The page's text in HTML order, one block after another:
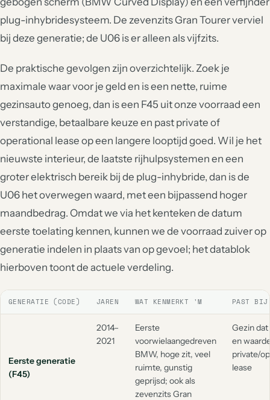
plug-inhybridesysteem. De zevenzits Gran Tourer verviel
bij deze generatie; de U06 is er alleen als vijfzits.
De praktische gevolgen zijn overzichtelijk. Zoek je
maximale waar voor je geld en is een nette, ruime
gezinsauto genoeg, dan is een F45 uit onze voorraad een
verstandige, betaalbare keuze en past private of
operational lease op een langere looptijd goed. Wil je het
nieuwste interieur, de laatste rijhulpsystemen en een
groter elektrisch bereik bij de plug-inhybride, dan is de
U06 het overwegen waard, met een bijpassend hoger
maandbedrag. Omdat we via het kenteken de datum
eerste toelating kennen, kunnen we de voorraad zuiver op
generatie indelen in plaats van op gevoel; het datablok
hierboven toont de actuele verdeling.
GENERATIE (CODE) JAREN WAT KENMERKT 'M PAST BIJ
Eerste generatie
(F45)
2014–
2021
Eerste
voorwielaangedreven
BMW, hoge zit, veel
ruimte, gunstig
geprijsd; ook als
zevenzits Gran
Gezin
en
private/
lease